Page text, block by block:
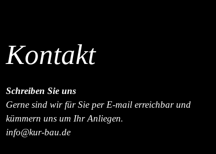
Kontakt
Schreiben Sie uns
Gerne sind wir für Sie per E-mail erreichbar und
kümmern uns um Ihr Anliegen.
info@kur-bau.de